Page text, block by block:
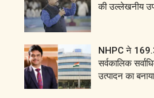
की उल्लेखनीय
NHPC ने
सर्वकालिक
उत्पादन का